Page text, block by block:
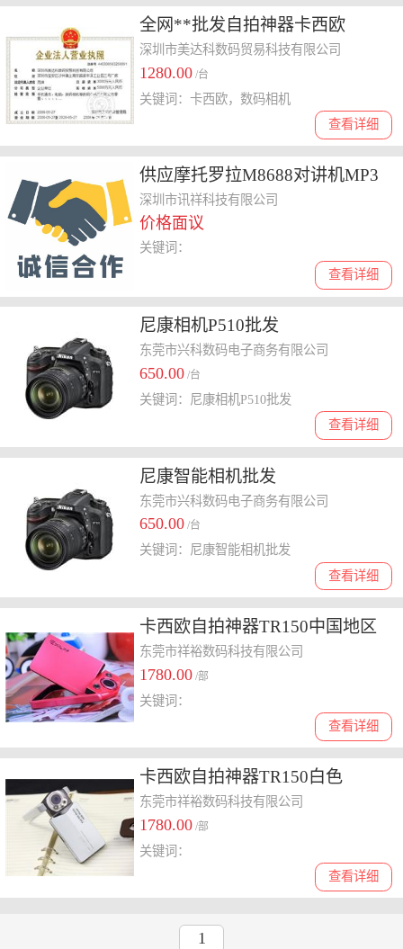
全网**批发自拍神器卡西欧
TR300宝石蓝顺丰包邮
深圳市美达科数码贸易科技有限公司
1280.00 /台
查看详细
关键词：卡西欧，数码相机
供应摩托罗拉M8688对讲机MP3
对讲机
深圳市讯祥科技有限公司
价格面议
查看详细
关键词：
尼康相机P510批发
东莞市兴科数码电子商务有限公司
650.00 /台
查看详细
关键词：尼康相机P510批发
尼康智能相机批发
东莞市兴科数码电子商务有限公司
650.00 /台
查看详细
关键词：尼康智能相机批发
卡西欧自拍神器TR150中国地区
**版金色花边
东莞市祥裕数码科技有限公司
1780.00 /部
查看详细
关键词：
卡西欧自拍神器TR150白色
东莞市祥裕数码科技有限公司
1780.00 /部
查看详细
关键词：
1